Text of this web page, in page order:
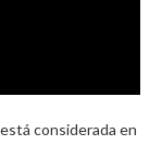
considerada en